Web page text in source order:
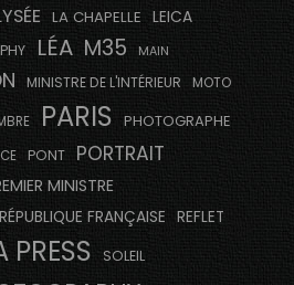
LA CHAPELLE LEICA
LÉA M35 MAIN
MINISTRE DE L'INTÉRIEUR MOTO
PARIS PHOTOGRAPHE
PONT PORTRAIT
MINISTRE
FRANÇAISE REFLET
PRESS SOLEIL